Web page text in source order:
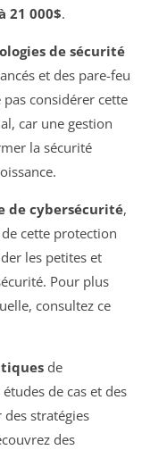
21 000$.
de sécurité
et des pare-feu
pas considérer cette
car une gestion
la sécurité
de cybersécurité,
cette protection
les petites et
Pour plus
consultez ce
de
de cas et des
des stratégies
des